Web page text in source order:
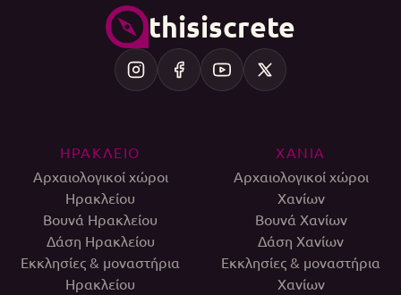
thisiscrete
ΗΡΑΚΛΕΙΟ
Αρχαιολογικοί χώροι
Ηρακλείου
Βουνά Ηρακλείου
Δάση Ηρακλείου
Εκκλησίες & μοναστήρια
Ηρακλείου
ΧΑΝΙΑ
Αρχαιολογικοί χώροι
Χανίων
Βουνά Χανίων
Δάση Χανίων
Εκκλησίες & μοναστήρια
Χανίων